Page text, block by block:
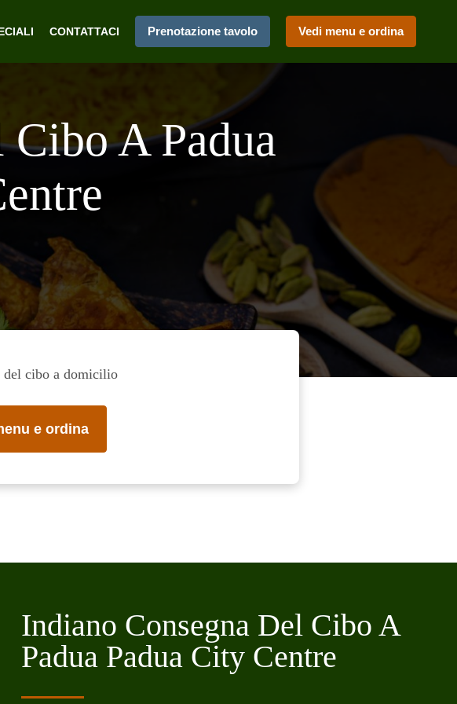
CONTATTACI Prenotazione tavolo Vedi menu e ordina
A Padua
del cibo a domicilio
e ordina
Indiano Consegna Del Cibo A
Padua Padua City Centre